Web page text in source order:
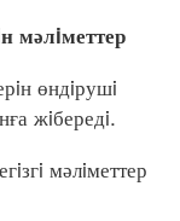
мәлiметтер
өндiрушi
жiбередi.
мәлiметтер